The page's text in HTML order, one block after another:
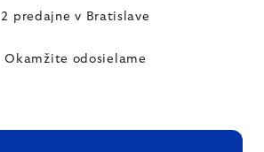
2 predajne v Bratislave
Okamžite odosielame